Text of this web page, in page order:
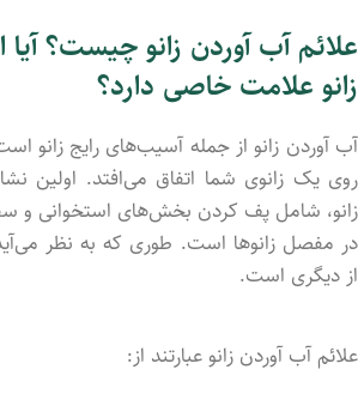
علائم آب آوردن زانو چیست؟
زانو علامت خاصی دارد؟
آب آورد‌ن زانو از جمله آسیب‌های رایج زانو
روی یک زانوی شما اتفاق می‌افتد. اولین
زانو، شامل پف کرد‌ن بخش‌های استخوانی و
در مفصل زانوها است. طوری که به نظر
از دیگری است.
علائم آب آوردن زانو عبارتند از: